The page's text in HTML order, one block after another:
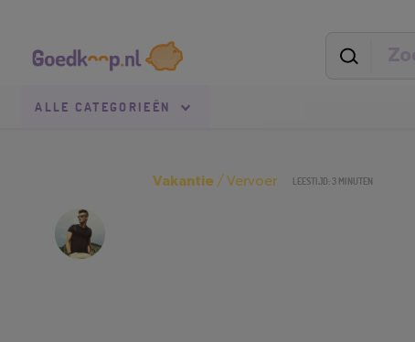
inhoud
ALLE CATEGORIEËN
Vakantie/ Vervoer LEESTIJD: 3 MINUTEN